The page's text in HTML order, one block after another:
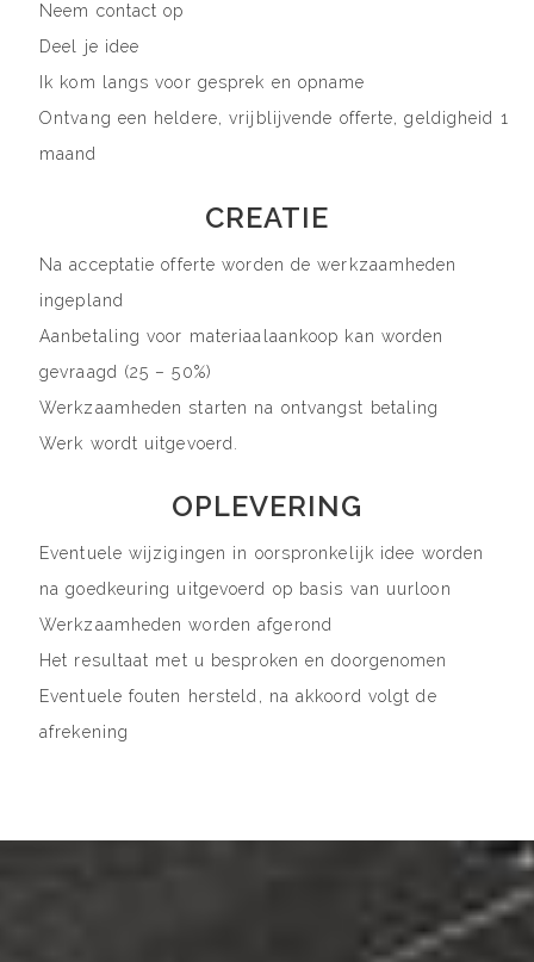
Neem contact op
Deel je idee
Ik kom langs voor gesprek en opname
Ontvang een heldere, vrijblijvende offerte, geldigheid 1
maand
CREATIE
Na acceptatie offerte worden de werkzaamheden
ingepland
Aanbetaling voor materiaalaankoop kan worden
gevraagd (25 – 50%)
Werkzaamheden starten na ontvangst betaling
Werk wordt uitgevoerd.
OPLEVERING
Eventuele wijzigingen in oorspronkelijk idee worden
na goedkeuring uitgevoerd op basis van uurloon
Werkzaamheden worden afgerond
Het resultaat met u besproken en doorgenomen
Eventuele fouten hersteld, na akkoord volgt de
afrekening